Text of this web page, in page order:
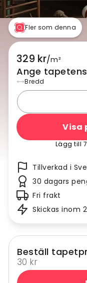
Fler som denna
329 kr/m²
Ange
Bredd
Visa
Lägg till
Tillverkad i
30 dagars
Fri frakt
Skickas inom
Beställ
30 kr